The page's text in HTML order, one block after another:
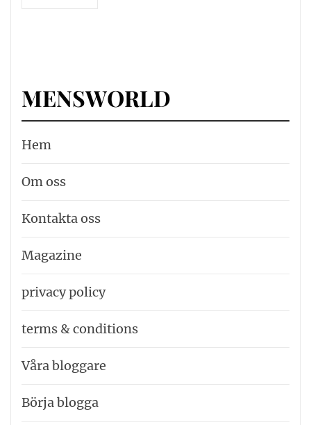
MENSWORLD
Hem
Om oss
Kontakta oss
Magazine
privacy policy
terms & conditions
Våra bloggare
Börja blogga